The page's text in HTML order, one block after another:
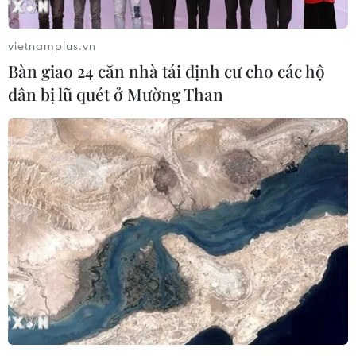
Hà Nội thay đổi thời gian tổ chức Lễ hội
văn hóa dân gian 2019
13/11/2019 08:29
Tuy có sự điều chỉnh về thời gian tổ chức nhưng các
hoạt động trong khuôn khổ Lễ hội văn hóa dân gian
vietnamplus.vn
Bàn giao 24 căn nhà tái định cư cho các hộ
dân bị lũ quét ở Mường Than